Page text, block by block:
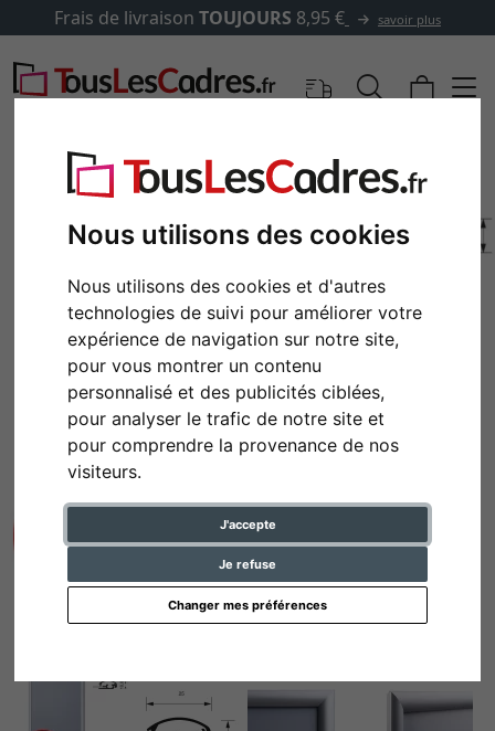
Nous utilisons des cookies
Nous utilisons des cookies et d'autres
technologies de suivi pour améliorer votre
expérience de navigation sur notre site,
pour vous montrer un contenu
personnalisé et des publicités ciblées,
pour analyser le trafic de notre site et
pour comprendre la provenance de nos
visiteurs.
J'accepte
Je refuse
Changer mes préférences
Frais de livraison TOUJOURS 8,95 € savoir plus
Retour